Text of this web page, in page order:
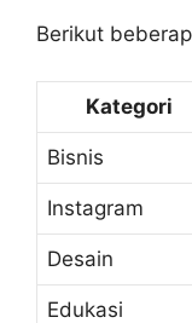
Berikut
Kategori
Bisnis
Instagram
Desain
Edukasi